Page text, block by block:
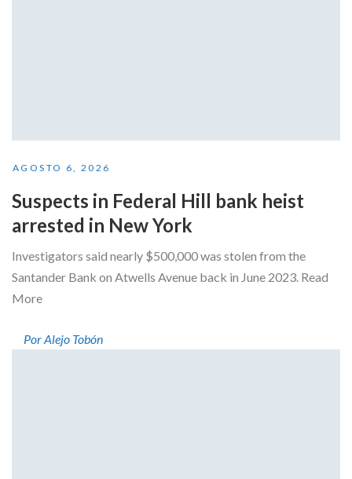
AGOSTO 6, 2026
Suspects in Federal Hill bank heist
arrested in New York
Investigators said nearly $500,000 was stolen from the
Santander Bank on Atwells Avenue back in June 2023. Read
More
Por Alejo Tobón